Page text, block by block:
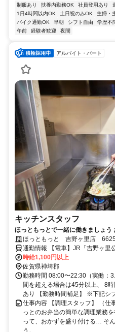
制服あり 扶養内勤務OK 社員登用あり
1日4時間以内OK
土日祝のみOK 主婦・
バイク通勤OK
早朝 シフト自由 学歴不
午前
経験者歓迎 夜間
アルバイト・パート
キッチンスタッフ
ほっともっとで一緒に働きましょう
す ほっともっと 吉野ヶ里店
通勤情報 【電車】JR「吉野ヶ里
時給1,100円以上
佐賀県神埼郡
勤務時間 08:00〜22:30（実働：
間を超える場合は45分以上、 8
あり 【勤務時間補足】 ※下記シ
仕事内容 【調理スタッフ】 （仕
っとのお弁当の簡単な調理業務
って、おかずを盛り付ける… そ
う。...